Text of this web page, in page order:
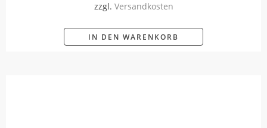
zzgl. Versandkosten
IN DEN WARENKORB